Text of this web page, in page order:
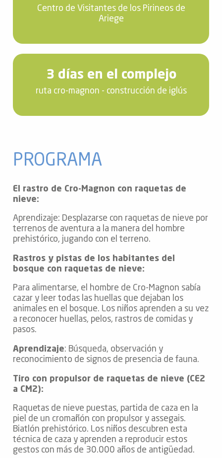
Centro de Visitantes de los Pirineos de
Ariege
3 días en el complejo
ruta cro-magnon - construcción de iglús
PROGRAMA
El rastro de Cro-Magnon con raquetas de
nieve:
Aprendizaje: Desplazarse con raquetas de nieve por
terrenos de aventura a la manera del hombre
prehistórico, jugando con el terreno.
Rastros y pistas de los habitantes del
bosque con raquetas de nieve:
Para alimentarse, el hombre de Cro-Magnon sabía
cazar y leer todas las huellas que dejaban los
animales en el bosque. Los niños aprenden a su vez
a reconocer huellas, pelos, rastros de comidas y
pasos.
Aprendizaje: Búsqueda, observación y
reconocimiento de signos de presencia de fauna.
Tiro con propulsor de raquetas de nieve (CE2
a CM2):
Raquetas de nieve puestas, partida de caza en la
piel de un cromañón con propulsor y assegais.
Biatlón prehistórico. Los niños descubren esta
técnica de caza y aprenden a reproducir estos
gestos con más de 30.000 años de antigüedad.